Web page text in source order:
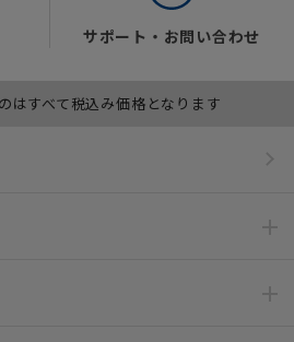
サポート・お問い合わせ
はすべて税込み価格となります